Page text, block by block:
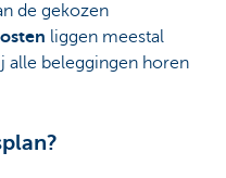
de gekozen
liggen meestal
alle beleggingen horen